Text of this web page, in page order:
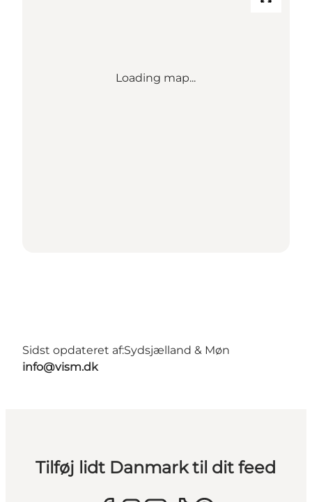
Loading map...
Sidst opdateret af:Sydsjælland & Møn
info@vism.dk
Tilføj lidt Danmark til dit feed